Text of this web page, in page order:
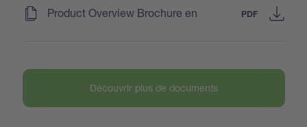
Product Overview Brochure en PDF
Découvrir plus de documents